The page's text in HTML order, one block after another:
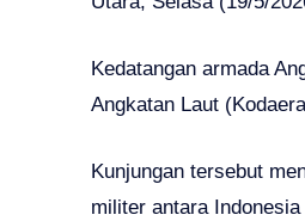
Kedatangan armada
Angkatan Laut
Kunjungan tersebut
militer antara